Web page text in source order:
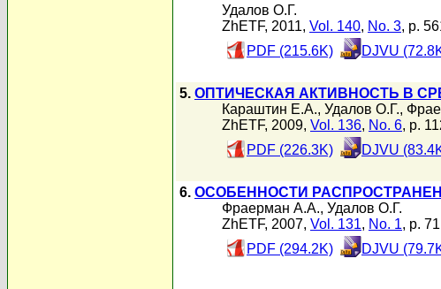
Удалов О.Г.
ZhETF, 2011, Vol. 140, No. 3, p.
PDF (215.6K)
DJVU
5. ОПТИЧЕСКАЯ АКТИВНОСТЬ В
Караштин Е.А., Удалов О.Г.,
ZhETF, 2009, Vol. 136, No. 6, p.
PDF (226.3K)
DJVU
6. ОСОБЕННОСТИ
Фраерман А.А., Удалов О.Г.
ZhETF, 2007, Vol. 131, No. 1, p. 71
PDF (294.2K)
DJVU